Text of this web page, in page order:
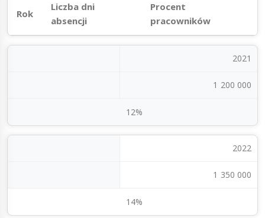
Rok
Liczba dni
absencji
Procent
pracowników
2021
1 200 000
12%
2022
1 350 000
14%